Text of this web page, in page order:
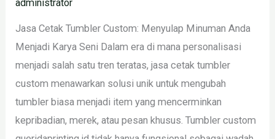
administrator
Jasa Cetak Tumbler Custom: Menyulap Minuman Anda
Menjadi Karya Seni Dalam era di mana personalisasi
menjadi salah satu tren teratas, jasa cetak tumbler
custom menawarkan solusi unik untuk mengubah
tumbler biasa menjadi item yang mencerminkan
kepribadian, merek, atau pesan khusus. Tumbler custom